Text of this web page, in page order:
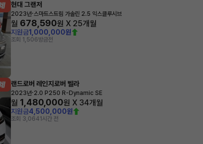
현대 그랜저
2023년·스마트스트림 가솔린 2.5 익스클루시브
월 678,590원 X 25개월
지원금1,000,000원
조회 1,506방금전
랜드로버 레인지로버 벨라
2023년·2.0 P250 R-Dynamic SE
월 1,480,000원 X 34개월
지원금4,500,000원
조회 3,0641시간 전